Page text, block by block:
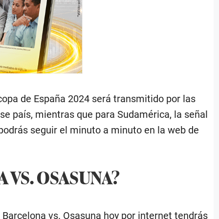
de España 2024 será transmitido por las
país, mientras que para Sudamérica, la señal
seguir el minuto a minuto en la web de
OSASUNA?
vs. Osasuna hoy por internet tendrás